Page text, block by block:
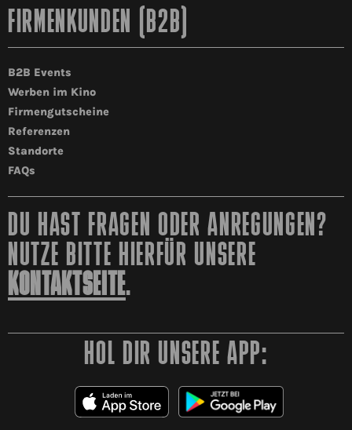
FIRMENKUNDEN (B2B)
B2B Events
Werben im Kino
Firmengutscheine
Referenzen
Standorte
FAQs
DU HAST FRAGEN ODER ANREGUNGEN?
NUTZE BITTE HIERFÜR UNSERE
KONTAKTSEITE.
HOL DIR UNSERE APP: